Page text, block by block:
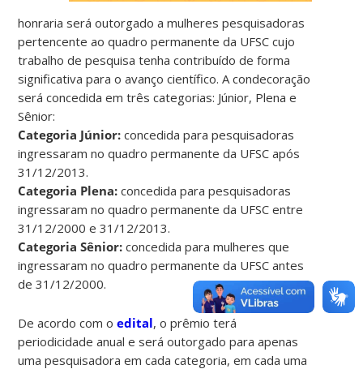
honraria será outorgado a mulheres pesquisadoras
pertencente ao quadro permanente da UFSC cujo
trabalho de pesquisa tenha contribuído de forma
significativa para o avanço científico. A condecoração
será concedida em três categorias: Júnior, Plena e
Sênior:
Categoria Júnior: concedida para pesquisadoras
ingressaram no quadro permanente da UFSC após
31/12/2013.
Categoria Plena: concedida para pesquisadoras
ingressaram no quadro permanente da UFSC entre
31/12/2000 e 31/12/2013.
Categoria Sênior: concedida para mulheres que
ingressaram no quadro permanente da UFSC antes
de 31/12/2000.
De acordo com oedital, o prêmio terá
periodicidade anual e será outorgado para apenas
uma pesquisadora em cada categoria, em cada uma